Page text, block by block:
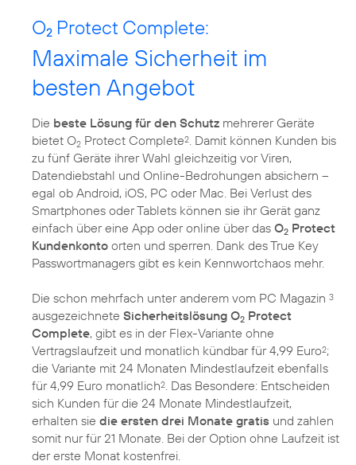
O2 Protect Complete:
Maximale Sicherheit im
besten Angebot
Die beste Lösung für den Schutz mehrerer Geräte
bietet O2 Protect Complete2. Damit können Kunden bis
zu fünf Geräte ihrer Wahl gleichzeitig vor Viren,
Datendiebstahl und Online-Bedrohungen absichern –
egal ob Android, iOS, PC oder Mac. Bei Verlust des
Smartphones oder Tablets können sie ihr Gerät ganz
einfach über eine App oder online über das O2 Protect
Kundenkonto orten und sperren. Dank des True Key
Passwortmanagers gibt es kein Kennwortchaos mehr.
Die schon mehrfach unter anderem vom PC Magazin 3
ausgezeichnete Sicherheitslösung O2 Protect
Complete, gibt es in der Flex-Variante ohne
Vertragslaufzeit und monatlich kündbar für 4,99 Euro2;
die Variante mit 24 Monaten Mindestlaufzeit ebenfalls
für 4,99 Euro monatlich2. Das Besondere: Entscheiden
sich Kunden für die 24 Monate Mindestlaufzeit,
erhalten sie die ersten drei Monate gratis und zahlen
somit nur für 21 Monate. Bei der Option ohne Laufzeit ist
der erste Monat kostenfrei.